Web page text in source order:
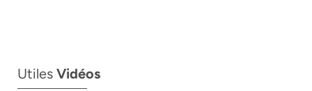
Utiles Vidéos